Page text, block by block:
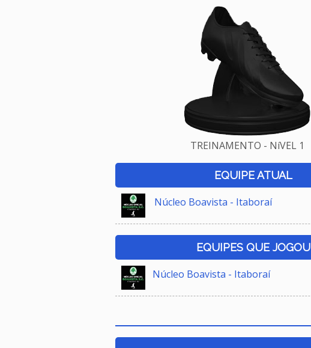
TREINAMENTO - NíVEL 1
EQUIPE ATUAL
Núcleo Boavista - Itaboraí
EQUIPES QUE JOGOU
Núcleo Boavista - Itaboraí